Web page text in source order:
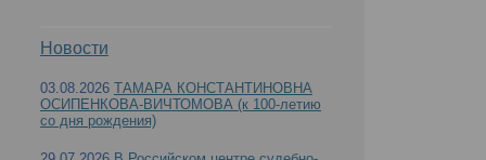
Новости
03.08.2026 ТАМАРА КОНСТАНТИНОВНА
ОСИПЕНКОВА-ВИЧТОМОВА (к 100-летию
со дня рождения)